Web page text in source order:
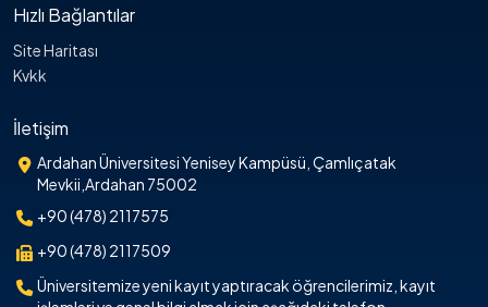
Hızlı Bağlantılar
Site Haritası
Kvkk
İletişim
Ardahan Üniversitesi Yenisey Kampüsü, Çamlıçatak
Mevkii,Ardahan 75002
+90 (478) 2117575
+90 (478) 2117509
Üniversitemize yeni kayıt yaptıracak öğrencilerimiz, kayıt